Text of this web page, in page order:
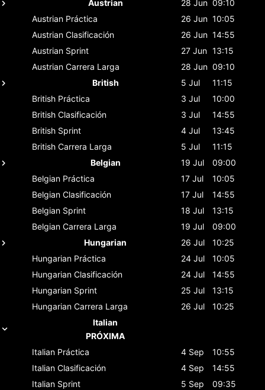
Austrian
28 Jun 09:10
Austrian Práctica 26 Jun 10:05
Austrian Clasificación 26 Jun 14:55
Austrian Sprint 27 Jun 13:15
Austrian Carrera Larga 28 Jun 09:10
British
5 Jul
11:15
British Práctica 3 Jul
10:00
British Clasificación 3 Jul
14:55
British Sprint 4 Jul
13:45
British Carrera Larga 5 Jul
11:15
Belgian
19 Jul
09:00
Belgian Práctica 17 Jul
10:05
Belgian Clasificación 17 Jul
14:55
Belgian Sprint 18 Jul
13:15
Belgian Carrera Larga 19 Jul
09:00
Hungarian
26 Jul
10:25
Hungarian Práctica 24 Jul
10:05
Hungarian Clasificación 24 Jul
14:55
Hungarian Sprint 25 Jul
13:15
Hungarian Carrera Larga 26 Jul
10:25
Italian
PRÓXIMA
Italian Práctica 4 Sep
10:55
Italian Clasificación 4 Sep
14:55
Italian Sprint 5 Sep
09:35